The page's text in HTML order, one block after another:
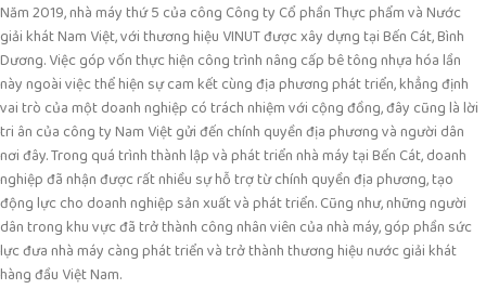
Năm 2019, nhà máy thứ 5 của công Công ty Cổ phần Thực phẩm và Nước
giải khát Nam Việt, với thương hiệu VINUT được xây dựng tại Bến Cát, Bình
Dương. Việc góp vốn thực hiện công trình nâng cấp bê tông nhựa hóa lần
này ngoài việc thể hiện sự cam kết cùng địa phương phát triển, khẳng định
vai trò của một doanh nghiệp có trách nhiệm với cộng đồng, đây cũng là lời
tri ân của công ty Nam Việt gửi đến chính quyền địa phương và người dân
nơi đây. Trong quá trình thành lập và phát triển nhà máy tại Bến Cát, doanh
nghiệp đã nhận được rất nhiều sự hỗ trợ từ chính quyền địa phương, tạo
động lực cho doanh nghiệp sản xuất và phát triển. Cũng như, những người
dân trong khu vực đã trở thành công nhân viên của nhà máy, góp phần sức
lực đưa nhà máy càng phát triển và trở thành thương hiệu nước giải khát
hàng đầu Việt Nam.